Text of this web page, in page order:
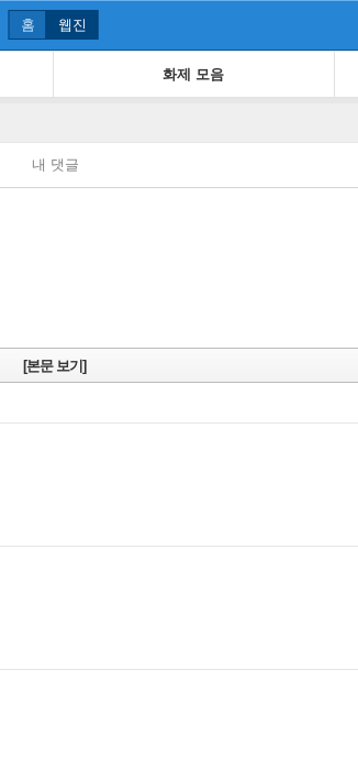
홈 웹진
화제 모음
내 댓글
[본문 보기]